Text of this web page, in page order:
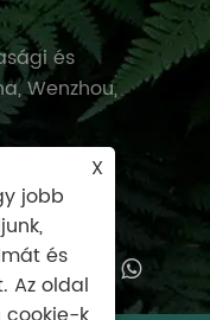
és
Wenzhou,
X
jobb
és
Az oldal